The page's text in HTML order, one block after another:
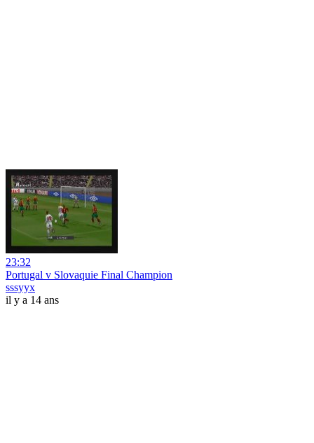
23:32
Portugal v Slovaquie Final Champion
sssyyx
il y a 14 ans